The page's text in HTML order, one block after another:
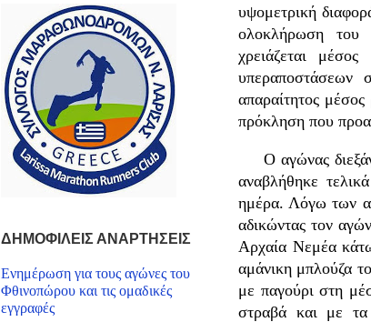
υψομετρική
ολοκλήρωση του
χρειάζεται
υπεραποστάσεων
απαραίτητος
πρόκληση που
Ο αγώνας
αναβλήθηκε
ημέρα. Λόγω των
αδικώντας τον
Αρχαία Νεμέα
αμάνικη μπλούζα
με παγούρι στη
στραβά και με
ΔΗΜΟΦΙΛΕΙΣ ΑΝΑΡΤΗΣΕΙΣ
Ενημέρωση για τους αγώνες του
Φθινοπώρου και τις ομαδικές
εγγραφές